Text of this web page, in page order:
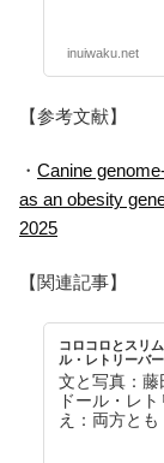
inuiwaku.net
【参考文献】
・ Canine
as an obesity
2025
【関連記事】
コロコロとスリ
ル・レトリーバー
文と写真：藤
ドール・レ
え：両方と